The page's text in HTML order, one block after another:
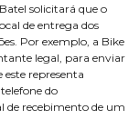
solicitará que o
de entrega dos
Por exemplo, a Bike
legal, para enviar
este representa
do
de recebimento de um